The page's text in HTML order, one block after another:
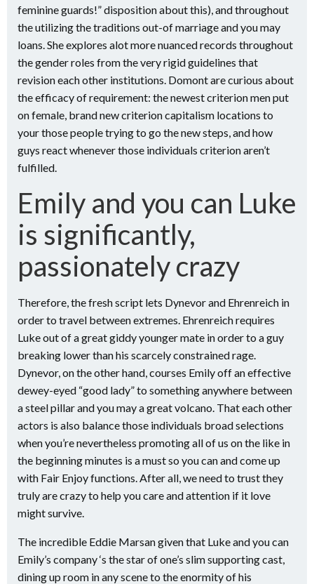
feminine guards!” disposition about this), and throughout
the utilizing the traditions out-of marriage and you may
loans. She explores alot more nuanced records throughout
the gender roles from the very rigid guidelines that
revision each other institutions. Domont are curious about
the efficacy of requirement: the newest criterion men put
on female, brand new criterion capitalism locations to
your those people trying to go the new steps, and how
guys react whenever those individuals criterion aren’t
fulfilled.
Emily and you can Luke
is significantly,
passionately crazy
Therefore, the fresh script lets Dynevor and Ehrenreich in
order to travel between extremes. Ehrenreich requires
Luke out of a great giddy younger mate in order to a guy
breaking lower than his scarcely constrained rage.
Dynevor, on the other hand, courses Emily off an effective
dewey-eyed “good lady” to something anywhere between
a steel pillar and you may a great volcano. That each other
actors is also balance those individuals broad selections
when you’re nevertheless promoting all of us on the like in
the beginning minutes is a must so you can and come up
with Fair Enjoy functions. After all, we need to trust they
truly are crazy to help you care and attention if it love
might survive.
The incredible Eddie Marsan given that Luke and you can
Emily’s company ‘s the star of one’s slim supporting cast,
dining up room in any scene to the enormity of his